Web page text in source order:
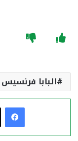
البابا فرنسيس
فيسبوك